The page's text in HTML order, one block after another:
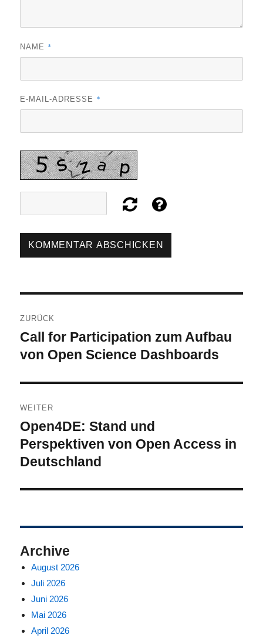
NAME *
E-MAIL-ADRESSE *
ZURÜCK
Vorheriger
Beitrag:
Call for Participation zum Aufbau
von Open Science Dashboards
WEITER
Nächster
Beitrag:
Open4DE: Stand und
Perspektiven von Open Access in
Deutschland
Archive
August 2026
Juli 2026
Juni 2026
Mai 2026
April 2026